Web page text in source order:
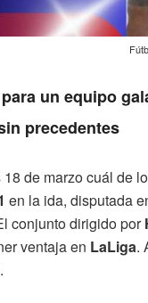
un equipo
precedentes
de marzo cuál de
en la ida, disputada
conjunto dirigido por
ventaja en LaLiga.
.